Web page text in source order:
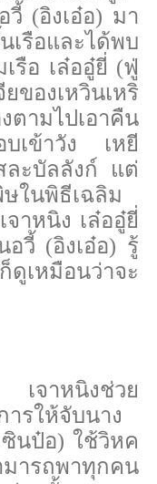
(อิงเอ๋อ) มา
รือและได้พบ
รือ เล๋ออู๋ยี่ (ฟู่
ของเหวินเหริ
ตามไปเอาคืน
บเข้าวัง เหยี
ละบัลลังก์ แต่
ษในพิธีเฉลิม
าหนิง เล๋ออู๋ยี่
วี้ (อิงเอ๋อ) รู้
เหมือนว่าจะ
เจาหนิงช่วย
ารให้จับนาง
นป๋อ) ใช้วิหค
ารถพาทุกคน